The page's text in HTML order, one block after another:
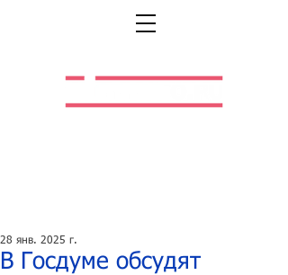
В Госдуме обсудят
28 янв. 2025 г.